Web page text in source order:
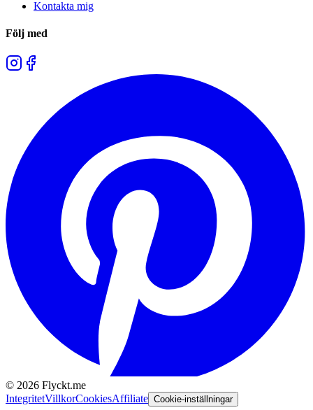
Kontakta mig
Följ med
© 2026 Flyckt.me
IntegritetVillkorCookiesAffiliate Cookie-inställningar